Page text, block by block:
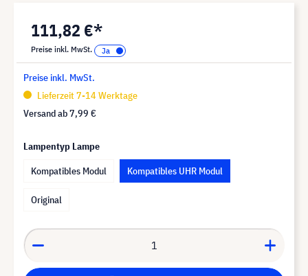
111,82 €*
Preise inkl. MwSt.
Preise inkl. MwSt.
Lieferzeit 7-14 Werktage
Versand ab7,99 €
Lampentyp Lampe
Kompatibles Modul
Kompatibles UHR Modul
Original